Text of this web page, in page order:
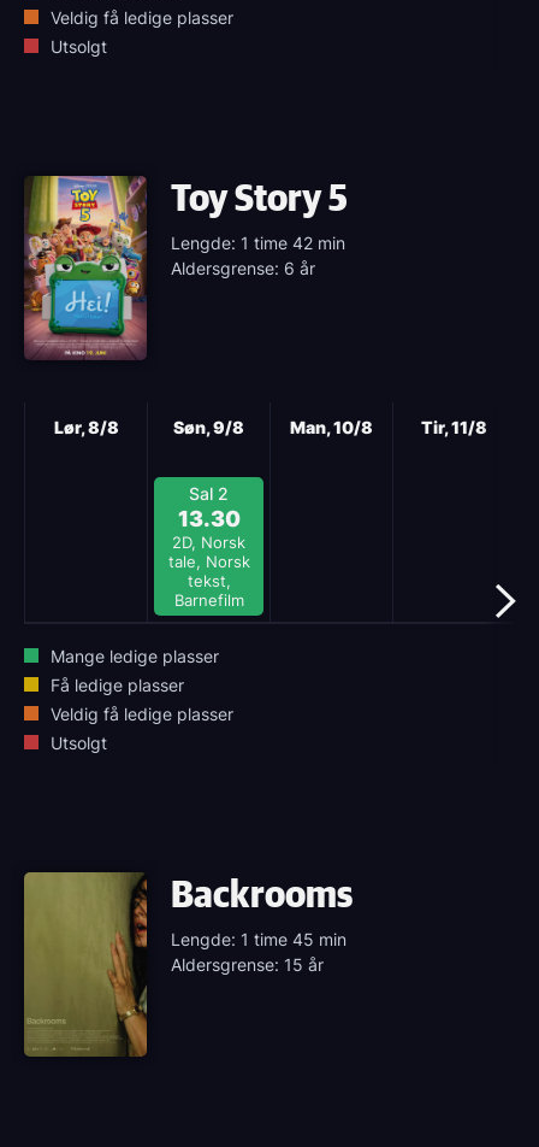
Veldig få ledige plasser
Utsolgt
Toy Story 5
Lengde: 1 time 42 min
Aldersgrense: 6 år
Lør, 8/8 Søn, 9/8
Sal 2
13.30
2D, Norsk
tale, Norsk
tekst,
Barnefilm
Man, 10/8 Tir, 11/8
Mange ledige plasser
Få ledige plasser
Veldig få ledige plasser
Utsolgt
Backrooms
Lengde: 1 time 45 min
Aldersgrense: 15 år